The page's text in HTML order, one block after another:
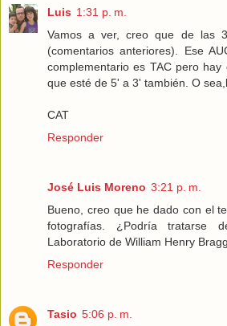
Luis 1:31 p. m.
Vamos a ver, creo que de las
(comentarios anteriores). Ese
complementario es TAC pero
que esté de 5' a 3' también. O
CAT
Responder
José Luis Moreno 3:21 p. m.
Bueno, creo que he dado con el
fotografías. ¿Podría tratarse
Laboratorio de William Henry
Responder
Tasio 5:06 p. m.